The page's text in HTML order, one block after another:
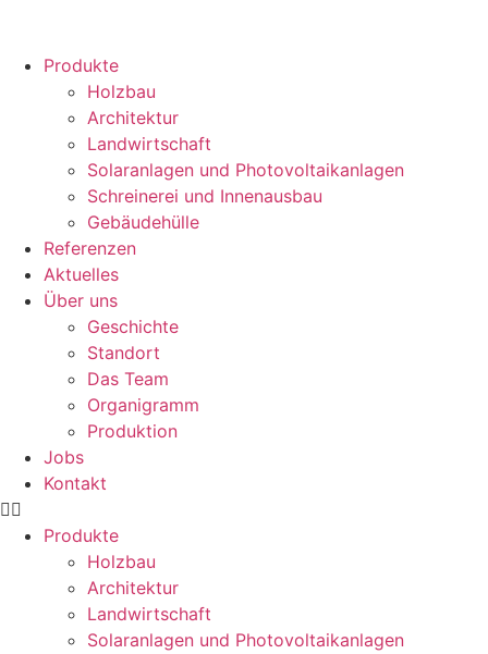
Produkte
Holzbau
Architektur
Landwirtschaft
Solaranlagen und Photovoltaikanlagen
Schreinerei und Innenausbau
Gebäudehülle
Referenzen
Aktuelles
Über uns
Geschichte
Standort
Das Team
Organigramm
Produktion
Jobs
Kontakt
Produkte
Holzbau
Architektur
Landwirtschaft
Solaranlagen und Photovoltaikanlagen